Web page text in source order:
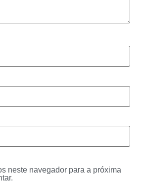
neste navegador para a próxima